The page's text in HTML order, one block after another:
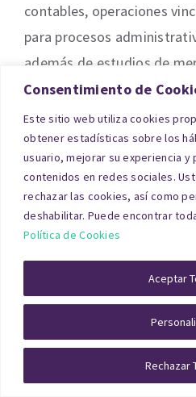
Consentimiento de
Este sitio web utiliza cookies
obtener estadísticas sobre los
usuario, mejorar su experiencia
contenidos en redes sociales.
rechazar las cookies, así como
deshabilitar. Puede encontrar
Política de Cookies
Rechazar
Aceptar
contables, operaciones
para procesos
además de estudios de
activos de empresas en
través de nuestro
Factores clave
tasación de
Más allá del tipo de
divorcio en Córdoba debe
de aspectos esenciales: